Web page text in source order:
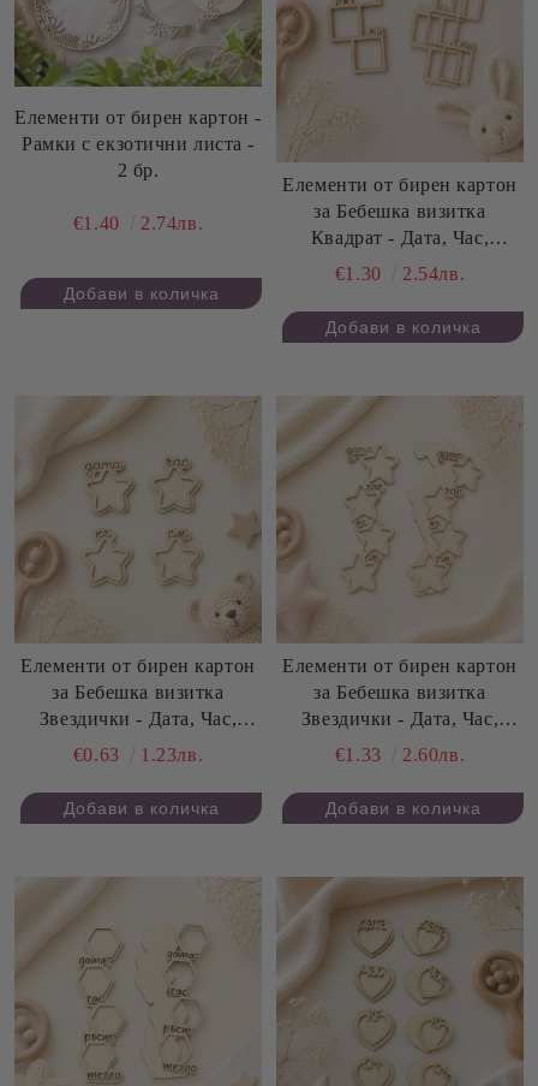
Елементи от бирен картон -
Рамки с екзотични листа -
2 бр.
€1.40 2.74лв.
Елементи от бирен картон
за Бебешка визитка
Квадрат - Дата, Час,
Килограми, Сантиметри - 2
€1.30 2.54лв.
Елементи от бирен картон
за Бебешка визитка
Звездички - Дата, Час,
Килограми, Сантиметри - 4
€0.63 1.23лв.
Елементи от бирен картон
за Бебешка визитка
Звездички - Дата, Час,
Килограми, Сантиметри - 2
€1.33 2.60лв.